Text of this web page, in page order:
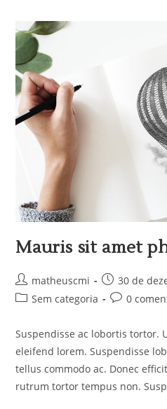
Mauris sit amet
matheuscmi
30 de
Sem categoria
0
Suspendisse ac lobortis tortor.
eleifend lorem. Suspendisse
tellus commodo ac. Donec
rutrum tortor tempus non.